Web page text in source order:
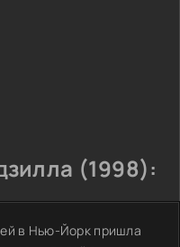
(1998):
в Нью-Йорк пришла